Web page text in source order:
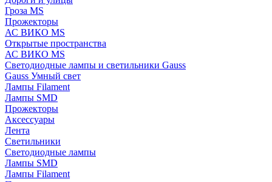
Гроза MS
Прожекторы
АС ВИКО MS
Открытые пространства
АС ВИКО MS
Светодиодные лампы и светильники Gauss
Gauss Умный свет
Лампы Filament
Лампы SMD
Прожекторы
Аксессуары
Лента
Светильники
Светодиодные лампы
Лампы SMD
Лампы Filament